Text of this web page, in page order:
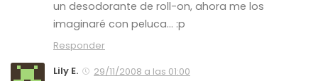
un desodorante de roll-on, ahora me los
imaginaré con peluca… :p
Responder
Lily E.
29/11/2008 a las 01:00